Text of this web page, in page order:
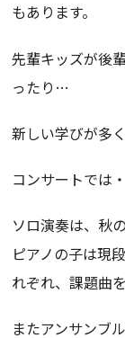
もあります。
先輩キッズが後
ったり…
新しい学びが多
コンサートでは
ソロ演奏は、秋
ピアノの子は現
れぞれ、課題曲
またアンサンブ